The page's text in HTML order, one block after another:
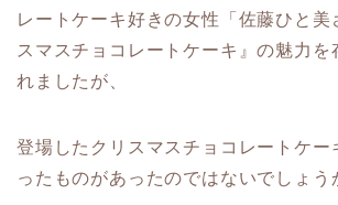
レートケーキ好きの女性「佐藤ひと美
スマスチョコレートケーキ』の魅力を
れましたが、
登場したクリスマスチョコレートケー
ったものがあったのではないでしょう